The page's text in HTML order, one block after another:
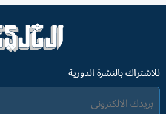
للاشتراك بالنشرة الدورية